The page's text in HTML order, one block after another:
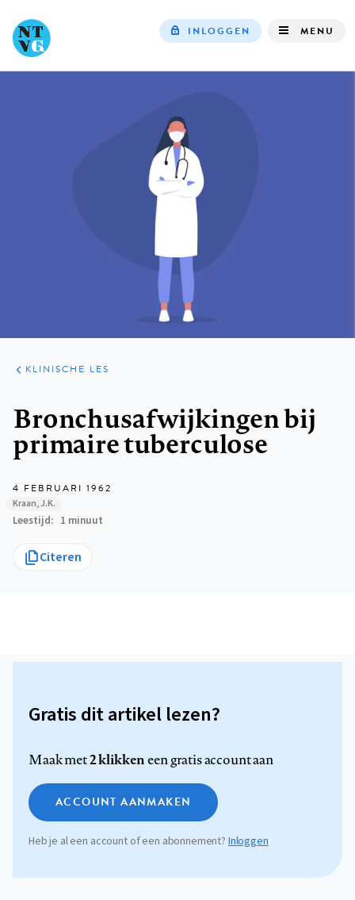
INLOGGEN MENU
ARTIKELEN
PRAKTIJK
KLINISCHE LES
Bronchusafwijkingen bij
primaire tuberculose
4 FEBRUARI 1962
Kraan, J.K.
Leestijd 1 minuut
Citeren
Gratis dit artikel lezen?
Maak met2 klikkeneen gratis account aan
ACCOUNT AANMAKEN
Heb je al een account of een abonnement? Inloggen